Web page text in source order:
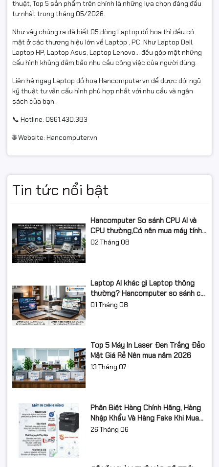
thuật, Top 5 sản phẩm trên chính là những lựa chọn đáng đầu
tư nhất trong tháng 05/2026.
Như vậy chúng ra đã biết 05 dòng Laptop đồ hoạ thì đều có
mặt ở các thương hiệu lớn về Laptop , PC. Như Laptop Dell,
Laptop HP, Laptop Asus, Laptop Lenovo... đều góp mặt những
cấu hình khủng đảm bảo nhu cầu công việc của người dùng.
Liên hệ ngay Laptop đồ hoạ Hancomputer.vn để được đội ngũ
kỹ thuật tư vấn cấu hình phù hợp nhất với nhu cầu và ngân
sách của bạn.
📞 Hotline: 0961.430.383
🌐 Website: Hancomputer.vn
Tin tức nổi bật
Hancomputer So sánh CPU AI và
CPU thường,Có nên mua máy tính
AI năm 2026?
02 Tháng 08
Laptop AI khác gì Laptop thông
thường? Hancomputer so sánh chi
tiết từ A-Z 2026
01 Tháng 08
Top 5 Máy In Laser Đen Trắng Đảo
Mặt Giá Rẻ Nên mua năm 2026
13 Tháng 07
Phân Biệt Hàng Chính Hãng, Hàng
Nhập Khẩu Và Hàng Fake Khi Mua
Thiết Bị Công Nghệ
26 Tháng 06